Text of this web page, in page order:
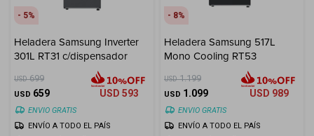
5
Heladera Samsung Inverter
301L RT31 c/dispensador
USD 699
USD 659 USD 593
ENVIO GRATIS
ENVÍO A TODO EL PAÍS
8
Heladera Samsung 517L
Mono Cooling RT53
USD 1.199
USD 1.099 USD 989
ENVIO GRATIS
ENVÍO A TODO EL PAÍS